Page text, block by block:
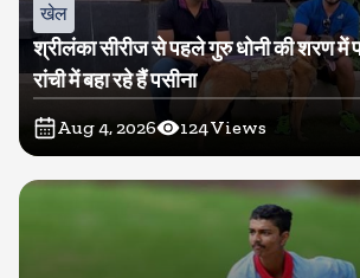
खेल
श्रीलंका सीरीज से पहले गुरु धोनी की शरण
रांची में बहा रहे हैं पसीना
Aug 4, 2026 124Views